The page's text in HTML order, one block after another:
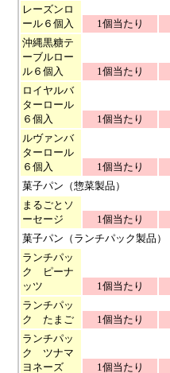
レーズンロ
ール６個入
1個当たり
沖縄黒糖テ
ーブルロー
ル６個入
1個当たり
ロイヤルバ
ターロール
６個入
1個当たり
ルヴァンバ
ターロール
６個入
1個当たり
菓子パン（惣菜製品）
まるごとソ
ーセージ
1個当たり
菓子パン（ランチパック製品）
ランチパッ
ク ピーナ
ッツ
1個当たり
ランチパッ
ク たまご
1個当たり
ランチパッ
ク ツナマ
ヨネーズ
1個当たり